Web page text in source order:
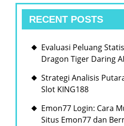
를
찾
팁
RECENT POSTS
Evaluasi Peluang
Dragon Tiger Daring
Strategi Analisis
Slot KING188
Emon77 Login: Cara
Situs Emon77 dan